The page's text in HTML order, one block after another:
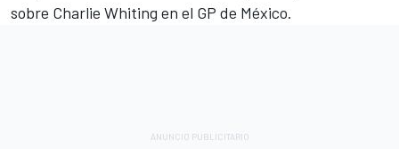
sobre Charlie Whiting en el GP de México.